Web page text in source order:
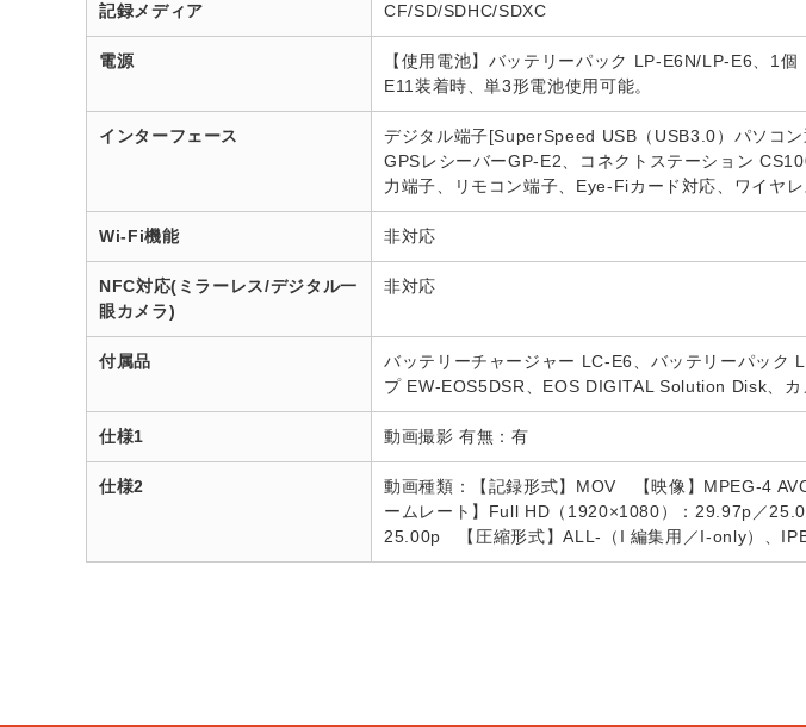
記録メディア CF/SD/SDHC/SDXC
電源
【使用電池】バッテリーパック LP-E6N/LP-E6、
E11装着時、単3形電池使用可能。
インターフェース
デジタル端子[SuperSpeed USB（USB3.0）パソコ
GPSレシーバーGP-E2、コネクトステーション
力端子、リモコン端子、Eye-Fiカード対応、ワイヤ
Wi-Fi機能 非対応
NFC対応(ミラーレス/デジタル一
眼カメラ)
非対応
付属品
バッテリーチャージャー LC-E6、バッテリーパック
プ EW-EOS5DSR、EOS DIGITAL Solution Disk、カ
仕様1 動画撮影 有無：有
仕様2
動画種類：【記録形式】MOV 【映像】MPEG-4
ームレート】Full HD（1920×1080）：29.97p／
25.00p 【圧縮形式】ALL-（I 編集用／I-only）、IPB